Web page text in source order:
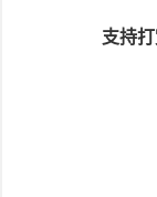
支持